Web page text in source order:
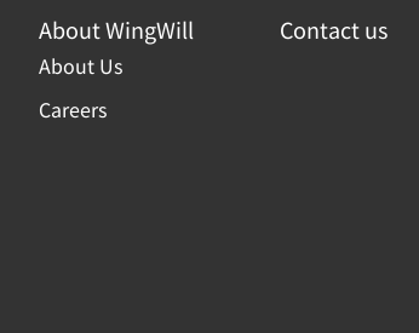
About WingWill
About Us
Careers
Contact us